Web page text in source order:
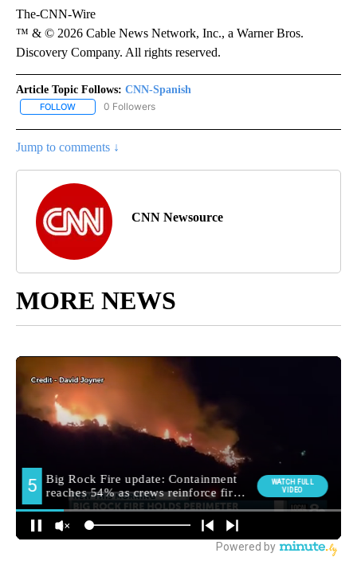
The-CNN-Wire
™ & © 2026 Cable News Network, Inc., a Warner Bros.
Discovery Company. All rights reserved.
Article Topic Follows: CNN-Spanish
FOLLOW FOLLOW "CNN-SPANISH" TO RECEIVE NOTIFICATIONS ABOUT
0 Followers
Jump to comments ↓
CNN Newsource
MORE NEWS